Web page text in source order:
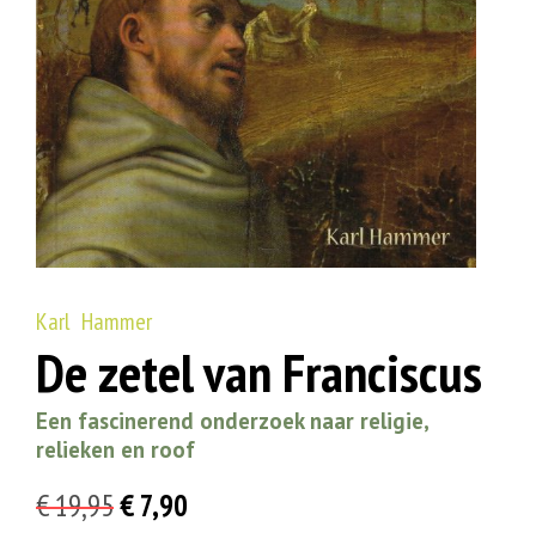
Karl Hammer
De zetel van Franciscus
Een fascinerend onderzoek naar religie,
relieken en roof
€19,95Oorspronkelijke
€7,90